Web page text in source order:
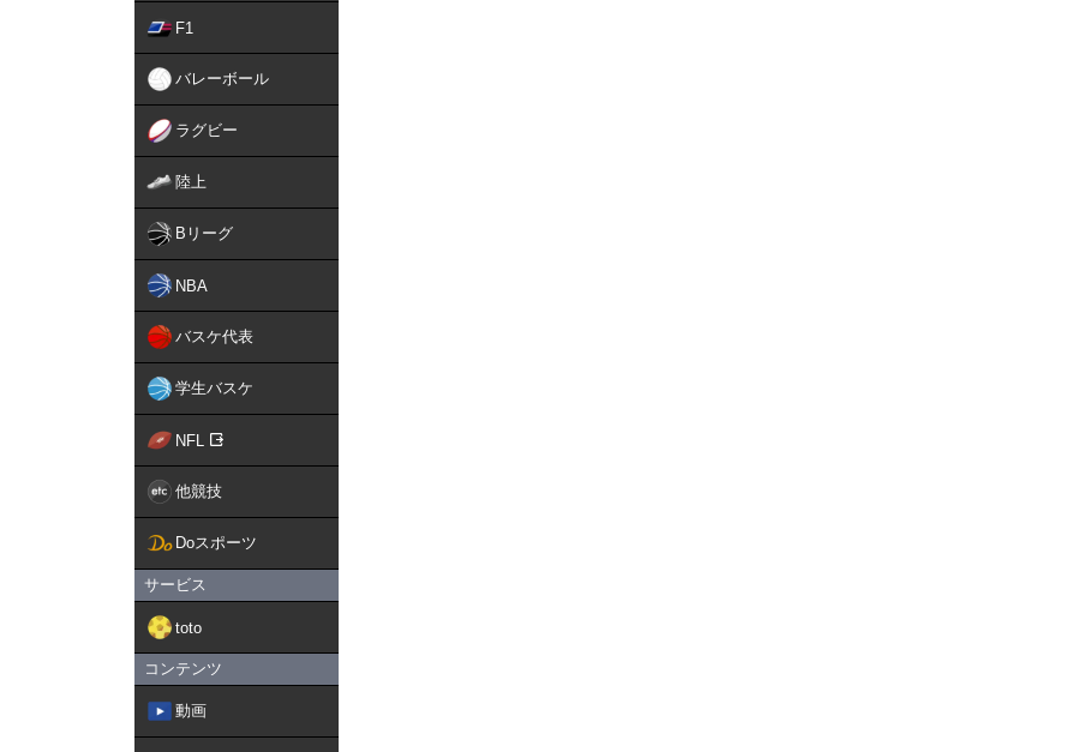
F1
バレーボール
ラグビー
陸上
Bリーグ
NBA
バスケ代表
学生バスケ
NFL
他競技
Doスポーツ
サービス
toto
コンテンツ
動画